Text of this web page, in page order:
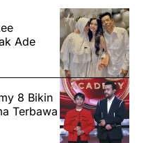
Ade
8 Bikin
Terbawa